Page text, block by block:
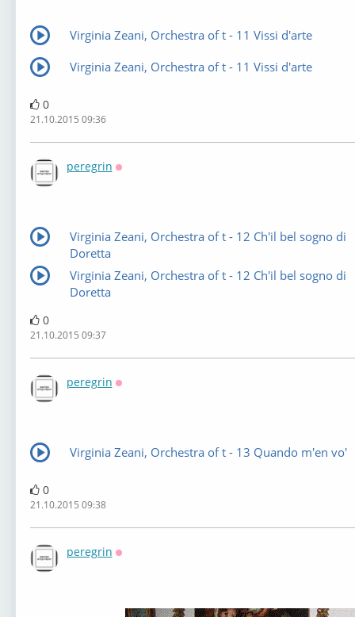
Virginia Zeani, Orchestra of t - 11 Vissi d'arte
Virginia Zeani, Orchestra of t - 11 Vissi d'arte
0
21.10.2015 09:36
peregrin
Virginia Zeani, Orchestra of t - 12 Ch'il bel sogno di
Doretta
Virginia Zeani, Orchestra of t - 12 Ch'il bel sogno di
Doretta
0
21.10.2015 09:37
peregrin
Virginia Zeani, Orchestra of t - 13 Quando m'en vo'
0
21.10.2015 09:38
peregrin